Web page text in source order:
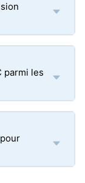
parmi les